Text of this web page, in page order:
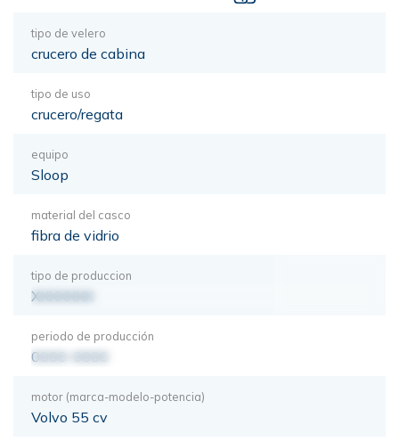
tipo de velero
crucero de cabina
tipo de uso
crucero/regata
equipo
Sloop
material del casco
fibra de vidrio
tipo de produccion
XXXXXXX
periodo de producción
0000-0000
motor (marca-modelo-potencia)
Volvo 55 cv